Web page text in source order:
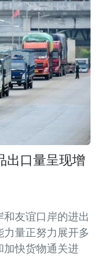
出口量呈现增
友谊口岸的进出
量正努力展开多
加快货物通关进